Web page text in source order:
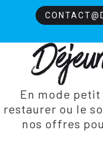
En mode
restaurer ou le
nos offres